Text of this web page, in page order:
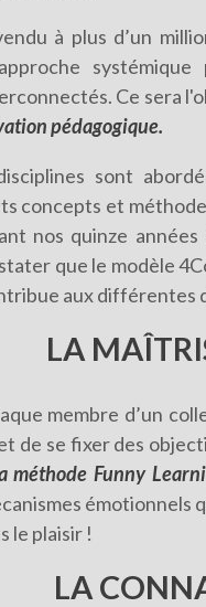
à plus d’un
systémique
Ce sera
pédagogique.
sont
concepts et
nos quinze
que le modèle
aux différentes
LA
membre d’un
de se fixer des
méthode Funny
émotionnels
le plaisir !
LA